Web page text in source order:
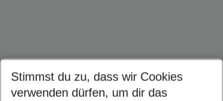
Stimmst du zu, dass wir Cookies
verwenden dürfen, um dir das